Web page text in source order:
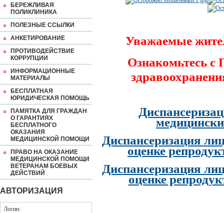
БЕРЕЖЛИВАЯ
ПОЛИКЛИНИКА
ПОЛЕЗНЫЕ ССЫЛКИ
АНКЕТИРОВАНИЕ
ПРОТИВОДЕЙСТВИЕ
КОРРУПЦИИ
ИНФОРМАЦИОННЫЕ
МАТЕРИАЛЫ
БЕСПЛАТНАЯ
ЮРИДИЧЕСКАЯ ПОМОЩЬ
ПАМЯТКА ДЛЯ ГРАЖДАН
О ГАРАНТИЯХ
БЕСПЛАТНОГО
ОКАЗАНИЯ
МЕДИЦИНСКОЙ ПОМОЩИ
ПРАВО НА ОКАЗАНИЕ
МЕДИЦИНСКОЙ ПОМОЩИ
ВЕТЕРАНАМ БОЕВЫХ
ДЕЙСТВИЙ
АВТОРИЗАЦИЯ
Логин:
Уважаемые
Ознакомьтесь
Диспансеризация
оценке
Диспансеризация
оценке